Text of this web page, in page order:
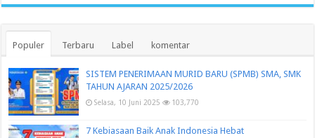
Populer Terbaru Label komentar
SISTEM PENERIMAAN MURID BARU (SPMB) SMA, SMK
TAHUN AJARAN 2025/2026
Selasa, 10 Juni 2025 103,770
7 Kebiasaan Baik Anak Indonesia Hebat